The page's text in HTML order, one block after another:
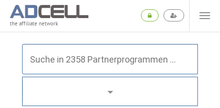
the affiliate network